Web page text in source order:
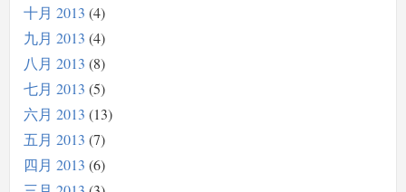
十月 2013 4
九月 2013 4
八月 2013 8
七月 2013 5
六月 2013 13
五月 2013 7
四月 2013 6